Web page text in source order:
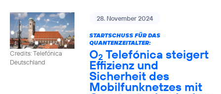
Credits: Telefónica
Deutschland
28. November 2024
STARTSCHUSS FÜR DAS
QUANTENZEITALTER:
O2 Telefónica steigert
Effizienz und
Sicherheit des
Mobilfunknetzes mit